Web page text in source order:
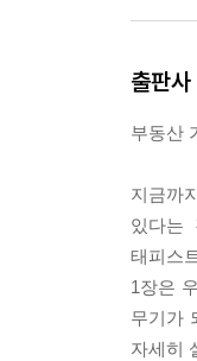
경제민
왜 세상
혁신 기
미국의
인적자
한국의
출판
부동산
지금까
있다는
태피스
1장은
무기가
자세히